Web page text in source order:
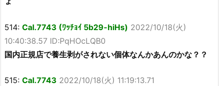
514: Cal.7743 (ﾜｯﾁｮｲ 5b29-hiHs) 2022/10/18(火)
10:40:38.57 ID:PqHOcLQB0
国内正規店で養生剥がされない個体なんかあんのかな？？
515: Cal.7743 2022/10/18(火) 11:19:13.71